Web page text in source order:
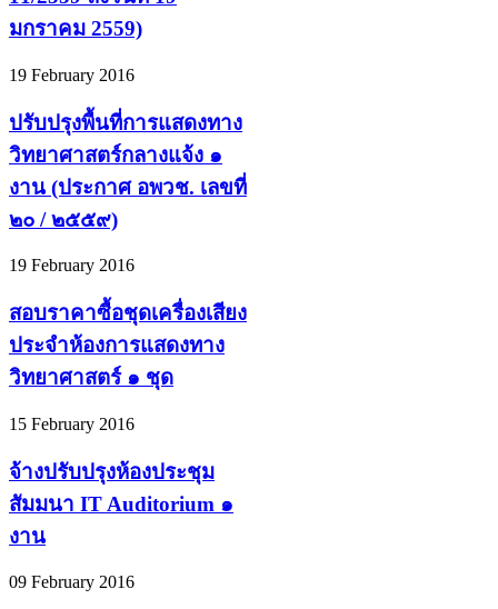
มกราคม 2559)
19 February 2016
ปรับปรุงพื้นที่การแสดงทาง
วิทยาศาสตร์กลางแจ้ง ๑
งาน (ประกาศ อพวช. เลขที่
๒๐ / ๒๕๕๙)
19 February 2016
สอบราคาซื้อชุดเครื่องเสียง
ประจำห้องการแสดงทาง
วิทยาศาสตร์ ๑ ชุด
15 February 2016
จ้างปรับปรุงห้องประชุม
สัมมนา IT Auditorium ๑
งาน
09 February 2016